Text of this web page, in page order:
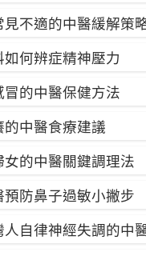
不適的中醫緩解策
何辨症精神壓力
的中醫保健方法
中醫食療建議
的中醫關鍵調理法
防鼻子過敏小撇步
自律神經失調的中